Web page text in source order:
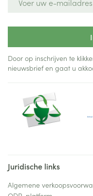
Door op inschrijven te
nieuwsbrief en gaat u
Juridische links
Algemene